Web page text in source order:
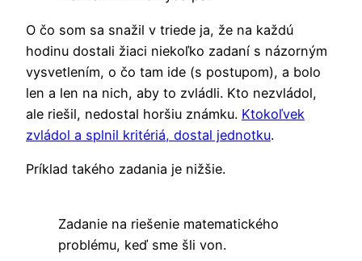
O čo som sa snažil v triede ja, že na každú
hodinu dostali žiaci niekoľko zadaní s názorným
vysvetlením, o čo tam ide (s postupom), a bolo
len a len na nich, aby to zvládli. Kto nezvládol,
ale riešil, nedostal horšiu známku. Ktokoľvek
zvládol a splnil kritériá, dostal jednotku.
Príklad takého zadania je nižšie.
Zadanie na riešenie matematického
problému, keď sme šli von.